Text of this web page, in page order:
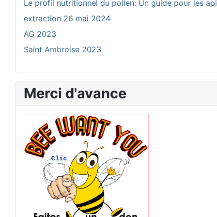
Le profil nutritionnel du pollen: Un guide pour les
extraction 26 mai 2024
AG 2023
Saint Ambroise 2023
Merci d'avance